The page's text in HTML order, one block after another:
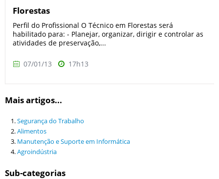
Florestas
Perfil do Profissional O Técnico em Florestas será
habilitado para: - Planejar, organizar, dirigir e controlar as
atividades de preservação,...
07/01/13 17h13
Mais artigos...
Segurança do Trabalho
Alimentos
Manutenção e Suporte em Informática
Agroindústria
Sub-categorias